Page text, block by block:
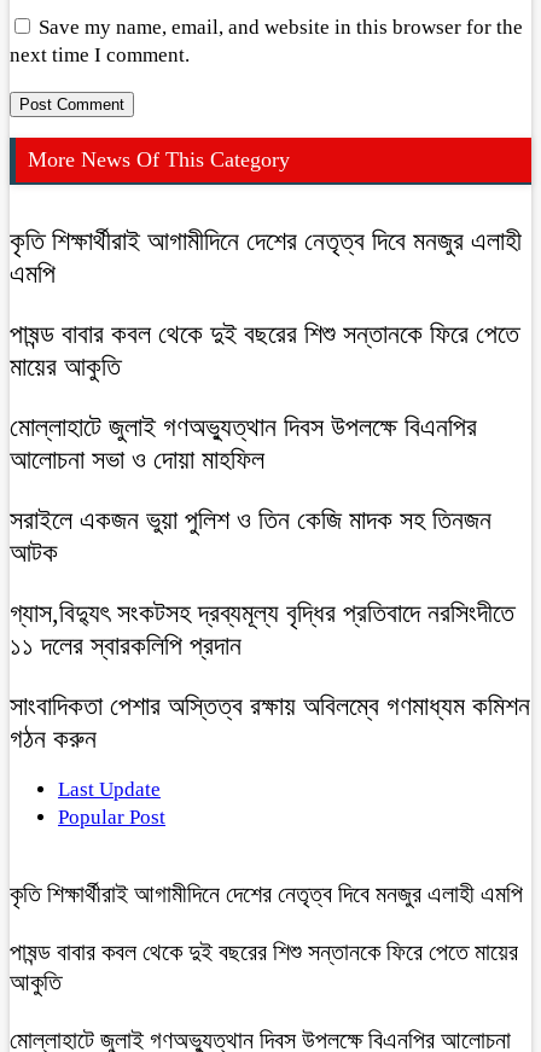
Save my name, email, and website in this browser for the
next time I comment.
More News Of This Category
কৃতি শিক্ষার্থীরাই আগামীদিনে দেশের নেতৃত্ব দিবে মনজুর এলাহী
এমপি
পাষন্ড বাবার কবল থেকে দুই বছরের শিশু সন্তানকে ফিরে পেতে
মায়ের আকুতি
মোল্লাহাটে জুলাই গণঅভ্যুত্থান দিবস উপলক্ষে বিএনপির
আলোচনা সভা ও দোয়া মাহফিল
সরাইলে একজন ভুয়া পুলিশ ও তিন কেজি মাদক সহ তিনজন
আটক
গ্যাস,বিদ্যুৎ সংকটসহ দ্রব্যমূল্য বৃদ্ধির প্রতিবাদে নরসিংদীতে
১১ দলের স্বারকলিপি প্রদান
সাংবাদিকতা পেশার অস্তিত্ব রক্ষায় অবিলম্বে গণমাধ্যম কমিশন
গঠন করুন
Last Update
Popular Post
কৃতি শিক্ষার্থীরাই আগামীদিনে দেশের নেতৃত্ব দিবে মনজুর এলাহী এমপি
পাষন্ড বাবার কবল থেকে দুই বছরের শিশু সন্তানকে ফিরে পেতে মায়ের
আকুতি
মোল্লাহাটে জুলাই গণঅভ্যুত্থান দিবস উপলক্ষে বিএনপির আলোচনা